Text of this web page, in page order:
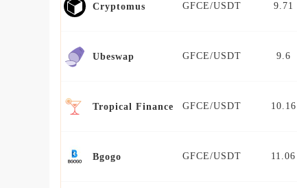
Cryptomus GFCE/USDT 9.71
Ubeswap GFCE/USDT 9.6
Tropical Finance GFCE/USDT 10.16
Bgogo GFCE/USDT 11.06